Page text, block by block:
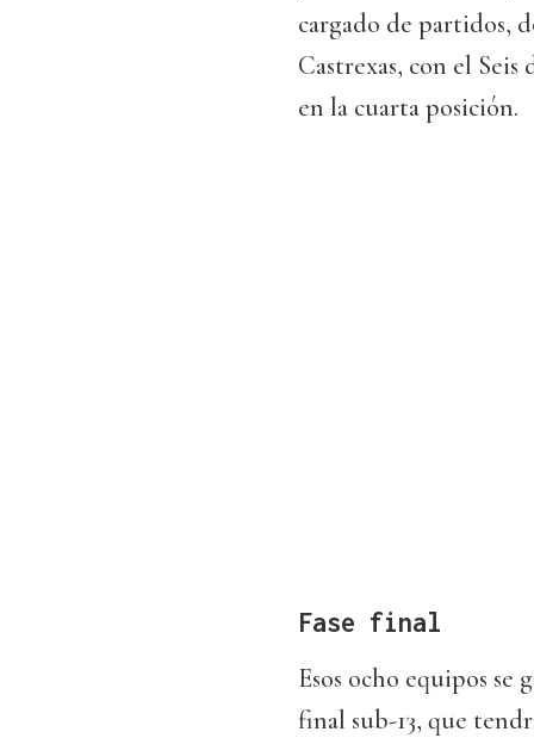
cargado de partidos,
Castrexas, con el
en la cuarta posición.
Fase final
Esos ocho equipos se
final sub-13, que